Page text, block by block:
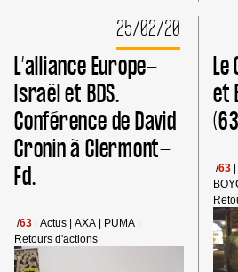
CONTRE
VIOLENCES
POLICIÈRES
25/02/20
L’alliance Europe-
Israël et BDS.
Conférence de David
Cronin à Clermont-
Fd.
/63 Actus AXA PUMA
Retours d'actions
Le
et
/63